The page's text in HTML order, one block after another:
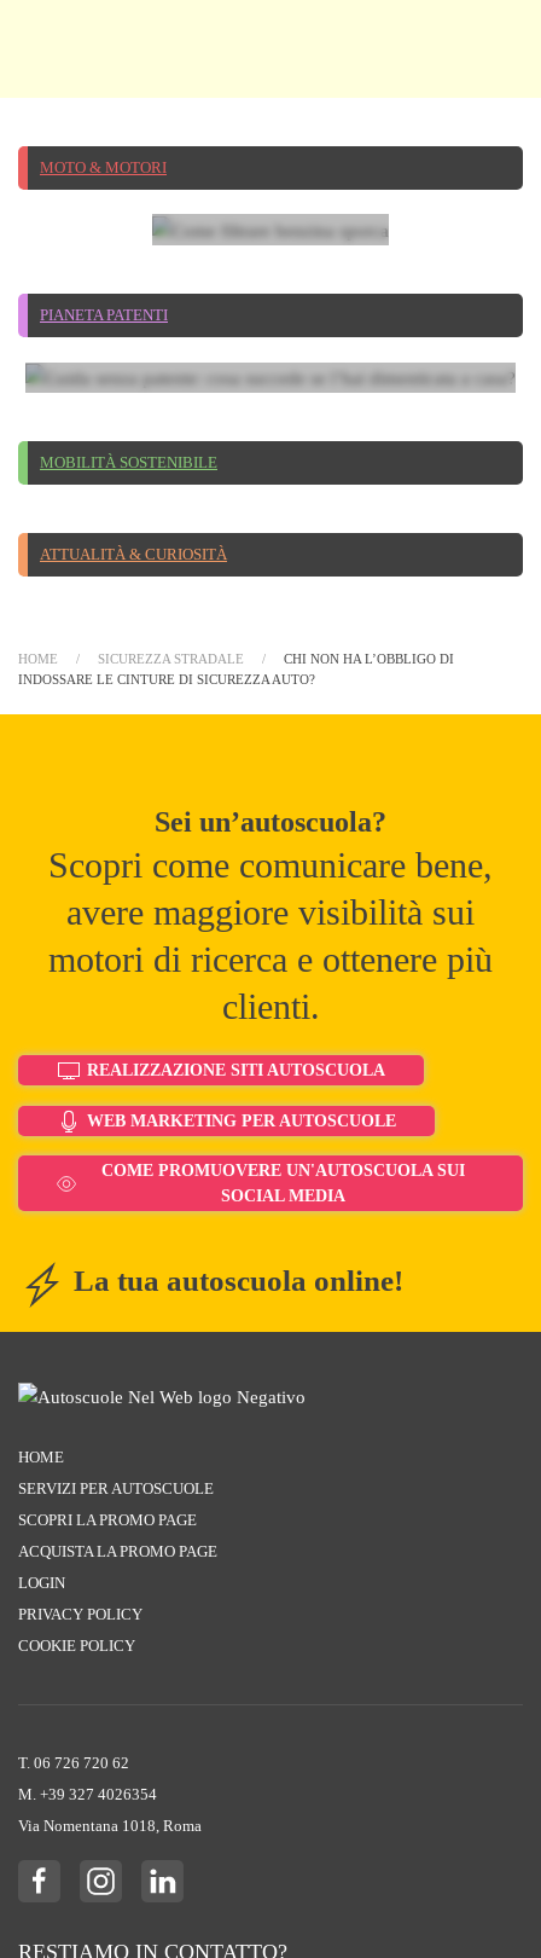
MOTO & MOTORI
benzina
sporca
PIANETA PATENTI
succede se l’hai dimenticata a
casa?
MOBILITÀ SOSTENIBILE
ATTUALITÀ & CURIOSITÀ
HOME SICUREZZA STRADALE
CHI NON HA L’OBBLIGO DI
INDOSSARE LE CINTURE DI SICUREZZA AUTO?
Sei un’autoscuola?
Scopri come comunicare bene,
avere maggiore visibilità sui
motori di ricerca e ottenere più
clienti.
REALIZZAZIONE SITI AUTOSCUOLA
WEB MARKETING PER AUTOSCUOLE
COME PROMUOVERE UN'AUTOSCUOLA SUI
SOCIAL MEDIA
La tua autoscuola online!
HOME
SERVIZI PER AUTOSCUOLE
SCOPRI LA PROMO PAGE
ACQUISTA LA PROMO PAGE
LOGIN
PRIVACY POLICY
COOKIE POLICY
T. 06 726 720 62
M. +39 ‭327 4026354‬
Via Nomentana 1018, Roma
RESTIAMO IN CONTATTO?